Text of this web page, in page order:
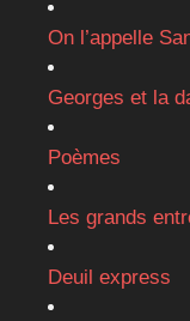
On l’appelle
Georges et la
Poèmes
Les grands
Deuil express